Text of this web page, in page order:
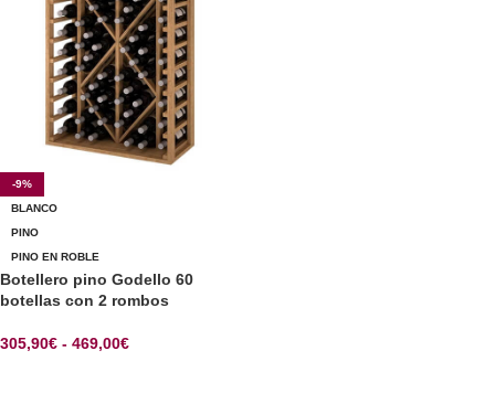
-9%
BLANCO
PINO
PINO EN ROBLE
Botellero pino Godello 60
botellas con 2 rombos
305,90€ - 469,00€